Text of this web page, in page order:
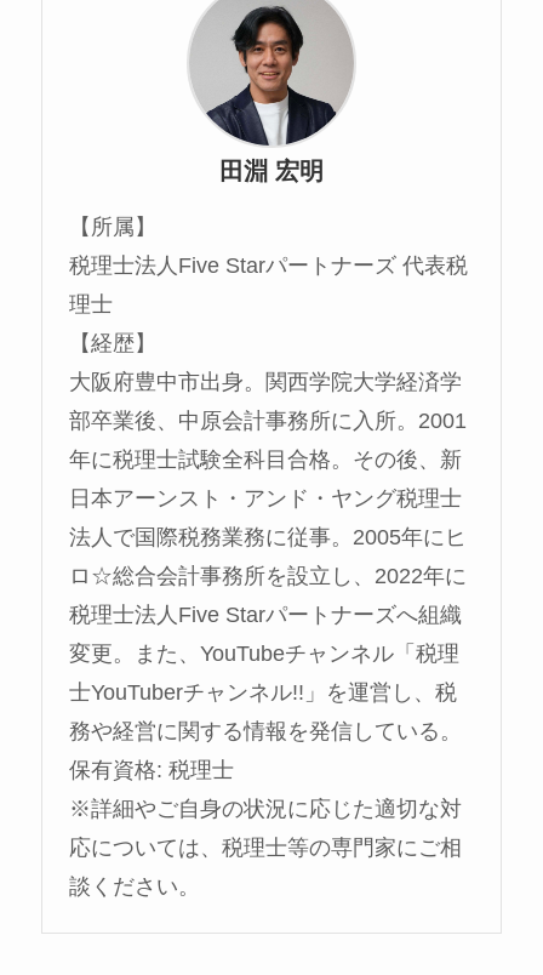
田淵 宏明
【所属】
税理士法人Five Starパートナーズ 代表税
理士
【経歴】
大阪府豊中市出身。関西学院大学経済学
部卒業後、中原会計事務所に入所。2001
年に税理士試験全科目合格。その後、新
日本アーンスト・アンド・ヤング税理士
法人で国際税務業務に従事。2005年にヒ
ロ☆総合会計事務所を設立し、2022年に
税理士法人Five Starパートナーズへ組織
変更。また、YouTubeチャンネル「税理
士YouTuberチャンネル!!」を運営し、税
務や経営に関する情報を発信している。
保有資格: 税理士
※詳細やご自身の状況に応じた適切な対
応については、税理士等の専門家にご相
談ください。